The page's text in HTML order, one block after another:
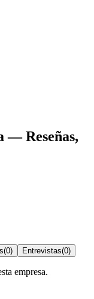
— Reseñas,
(0) Entrevistas(0)
empresa.